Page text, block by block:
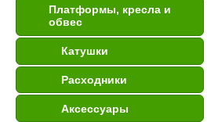
Платформы, кресла и
обвес
Катушки
Расходники
Аксессуары